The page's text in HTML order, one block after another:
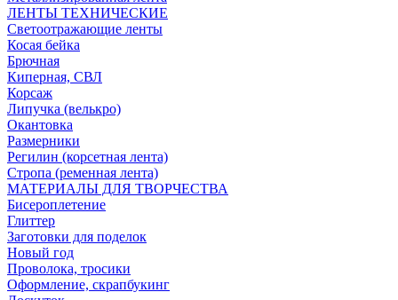
ЛЕНТЫ ТЕХНИЧЕСКИЕ
Светоотражающие ленты
Косая бейка
Брючная
Киперная, СВЛ
Корсаж
Липучка (велькро)
Окантовка
Размерники
Регилин (корсетная лента)
Стропа (ременная лента)
МАТЕРИАЛЫ ДЛЯ ТВОРЧЕСТВА
Бисероплетение
Глиттер
Заготовки для поделок
Новый год
Проволока, тросики
Оформление, скрапбукинг